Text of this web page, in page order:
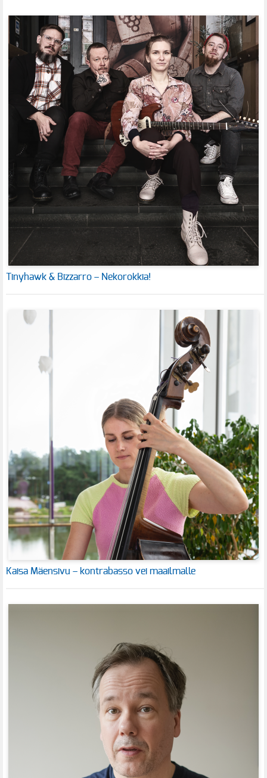
Tinyhawk & Bizzarro – Nekorokkia!
Kaisa Mäensivu – kontrabasso vei maailmalle